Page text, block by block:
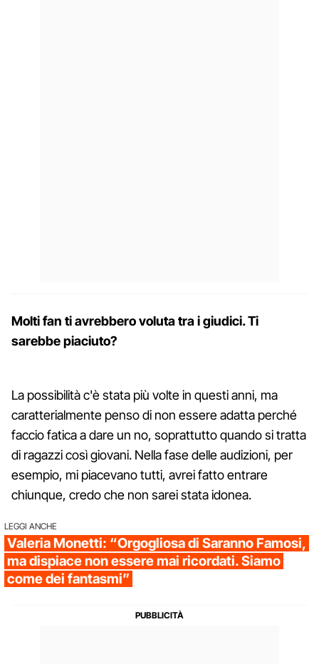
Molti fan ti avrebbero voluta tra i giudici. Ti
sarebbe piaciuto?
La possibilità c'è stata più volte in questi anni, ma
caratterialmente penso di non essere adatta perché
faccio fatica a dare un no, soprattutto quando si tratta
di ragazzi così giovani. Nella fase delle audizioni, per
esempio, mi piacevano tutti, avrei fatto entrare
chiunque, credo che non sarei stata idonea.
LEGGI ANCHE
Valeria Monetti: “Orgogliosa di Saranno Famosi,
ma dispiace non essere mai ricordati. Siamo
come dei fantasmi”